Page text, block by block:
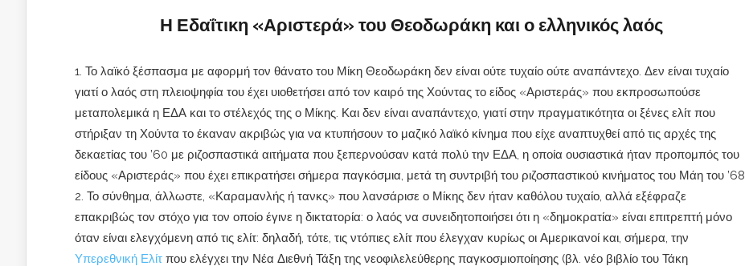
Η Εδαΐτικη «Αριστερά» του Θεοδωράκη και ο ελληνικός λαός
Το λαϊκό ξέσπασμα με αφορμή τον θάνατο του Μίκη Θεοδωράκη δεν είναι ούτε τυχαίο ούτε αναπάντεχο. Δεν είναι τυχαίο
γιατί ο λαός στη πλειοψηφία του έχει υιοθετήσει από τον καιρό της Χούντας το είδος «Αριστεράς» που εκπροσωπούσε
μεταπολεμικά η ΕΔΑ και το στέλεχός της ο Μίκης. Και δεν είναι αναπάντεχο, γιατί στην πραγματικότητα οι ξένες ελίτ που
στήριξαν τη Χούντα το έκαναν ακριβώς για να κτυπήσουν το μαζικό λαϊκό κίνημα που είχε αναπτυχθεί από τις αρχές της
δεκαετίας του ’60 με ριζοσπαστικά αιτήματα που ξεπερνούσαν κατά πολύ την ΕΔΑ, η οποία ουσιαστικά ήταν προπομπός του
είδους «Αριστεράς» που έχει επικρατήσει σήμερα παγκόσμια, μετά τη συντριβή του ριζοσπαστικού κινήματος του Μάη του ’68.
Το σύνθημα, άλλωστε, «Καραμανλής ή τανκς» που λανσάρισε ο Μίκης δεν ήταν καθόλου τυχαίο, αλλά εξέφραζε
επακριβώς τον στόχο για τον οποίο έγινε η δικτατορία: ο λαός να συνειδητοποιήσει ότι η «δημοκρατία» είναι επιτρεπτή μόνο
όταν είναι ελεγχόμενη από τις ελίτ: δηλαδή, τότε, τις ντόπιες ελίτ που έλεγχαν κυρίως οι Αμερικανοί και, σήμερα, την
Υπερεθνική Ελίτ που ελέγχει την Νέα Διεθνή Τάξη της νεοφιλελεύθερης παγκοσμιοποίησης (βλ. νέο βιβλίο του Τάκη